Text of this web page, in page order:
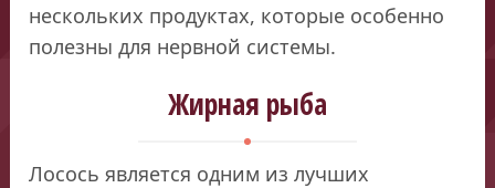
нескольких продуктах, которые особенно
полезны для нервной системы.
Жирная рыба
Лосось является одним из лучших